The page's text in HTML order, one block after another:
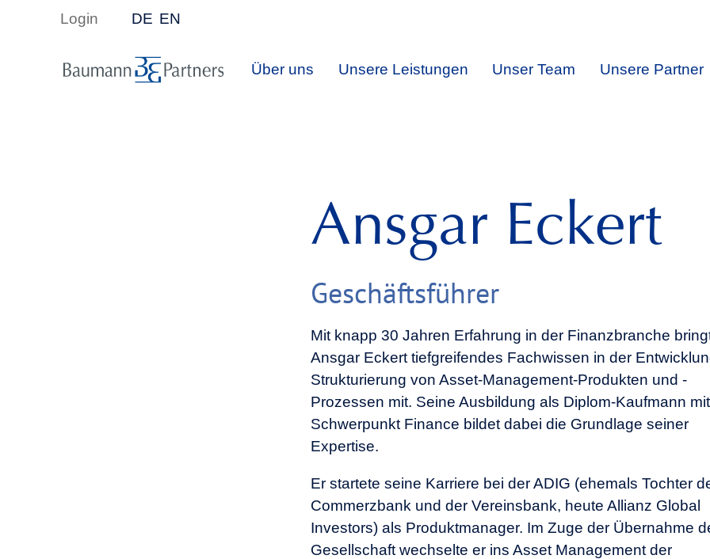
Login DE EN
Über uns Unsere Leistungen Unser Team Unsere Partner
Ansgar Eckert
Geschäftsführer
Mit knapp 30 Jahren Erfahrung in der Finanzbranche
Ansgar Eckert tiefgreifendes Fachwissen in der
Strukturierung von Asset-Management-Produkten und -
Prozessen mit. Seine Ausbildung als Diplom-Kaufmann mit
Schwerpunkt Finance bildet dabei die Grundlage seiner
Expertise.
Er startete seine Karriere bei der ADIG (ehemals Tochter
Commerzbank und der Vereinsbank, heute Allianz Global
Investors) als Produktmanager. Im Zuge der Übernahme
Gesellschaft wechselte er ins Asset Management der